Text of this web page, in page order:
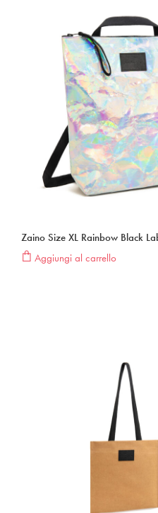
Zaino Size XL Rainbow Black
Aggiungi al carrello